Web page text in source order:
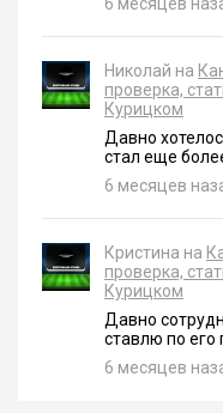
Николай на
проверка,
Курицком
Давно
стал еще
6 месяцев
Кристина на
проверка,
Курицком
Давно
ставлю по его
6 месяцев